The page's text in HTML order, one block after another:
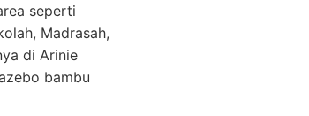
seperti
Madrasah,
di Arinie
bambu